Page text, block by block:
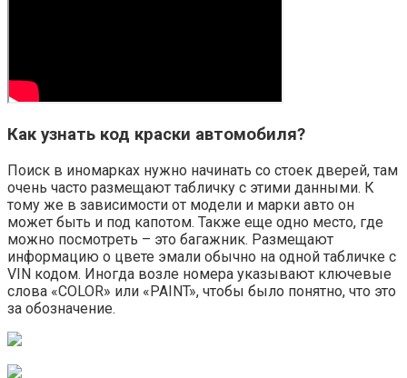
Как узнать код краски автомобиля?
Поиск в иномарках нужно начинать со стоек дверей, там
очень часто размещают табличку с этими данными. К
тому же в зависимости от модели и марки авто он
может быть и под капотом. Также еще одно место, где
можно посмотреть – это багажник. Размещают
информацию о цвете эмали обычно на одной табличке с
VIN кодом. Иногда возле номера указывают ключевые
слова «COLOR» или «PAINT», чтобы было понятно, что это
за обозначение.